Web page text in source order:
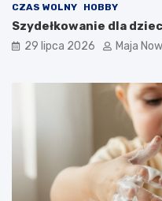
CZAS WOLNY HOBBY
Szydełkowanie dla
29 lipca 2026 Maja